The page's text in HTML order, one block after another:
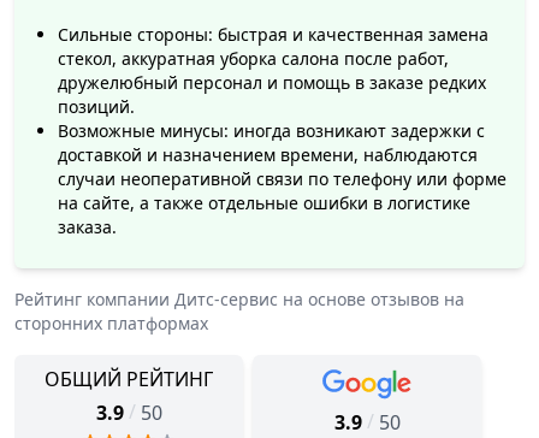
Сильные стороны: быстрая и качественная замена
стекол, аккуратная уборка салона после работ,
дружелюбный персонал и помощь в заказе редких
позиций.
Возможные минусы: иногда возникают задержки с
доставкой и назначением времени, наблюдаются
случаи неоперативной связи по телефону или форме
на сайте, а также отдельные ошибки в логистике
заказа.
Рейтинг компании Дитс-cервис на основе отзывов на
сторонних платформах
ОБЩИЙ РЕЙТИНГ
3.9 / 50 3.9 / 50